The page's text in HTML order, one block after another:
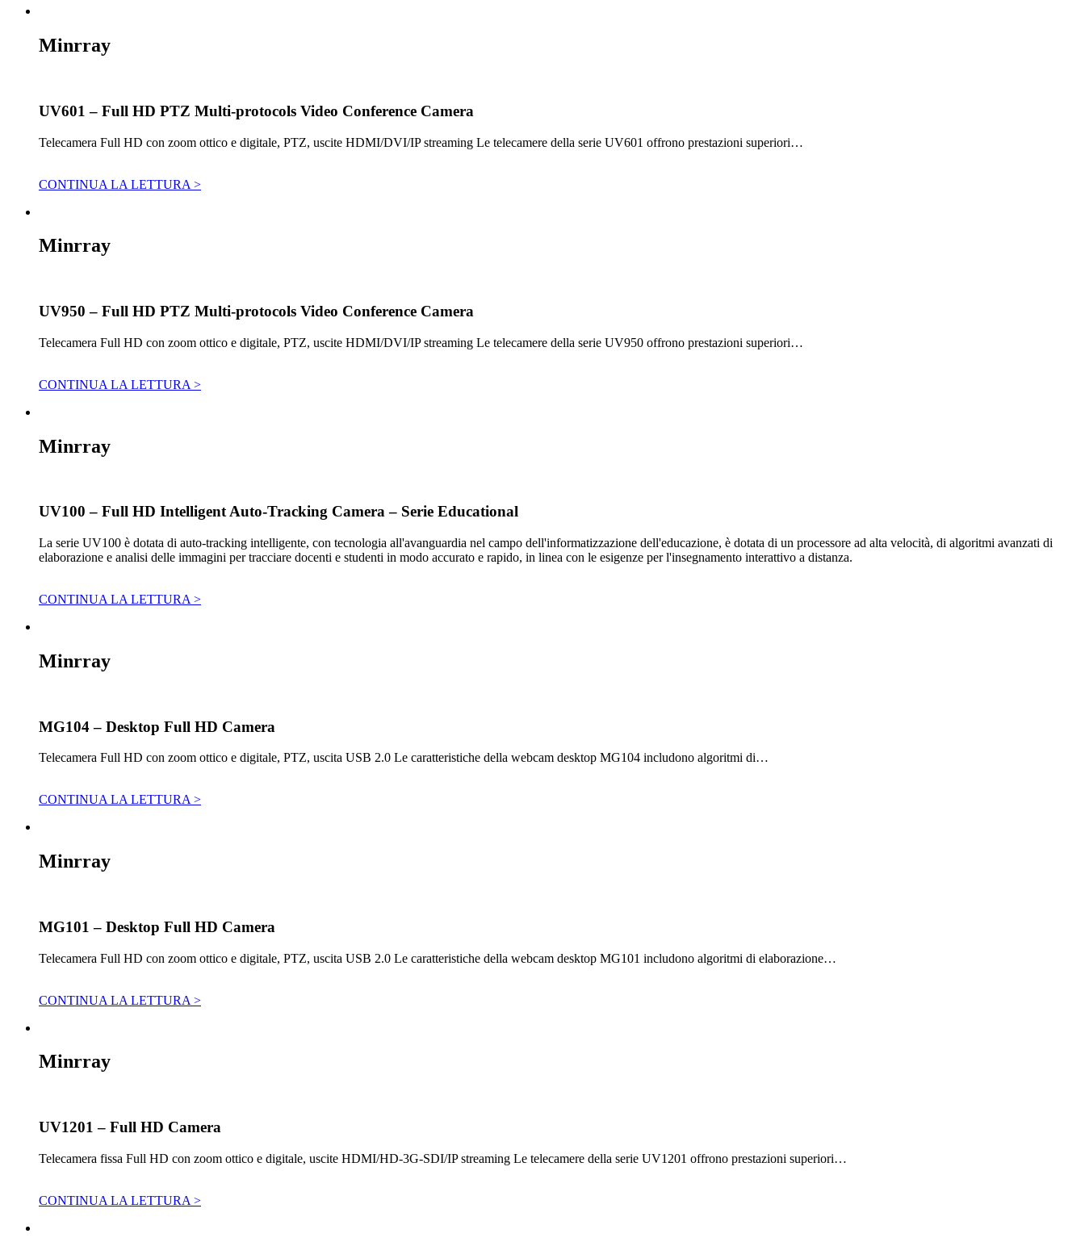
Minrray
UV601 – Full HD PTZ Multi-protocols Video Conference Camera
Telecamera Full HD con zoom ottico e digitale, PTZ, uscite HDMI/DVI/IP streaming Le telecamere della serie UV601 offrono prestazioni superiori…
CONTINUA LA LETTURA >
Minrray
UV950 – Full HD PTZ Multi-protocols Video Conference Camera
Telecamera Full HD con zoom ottico e digitale, PTZ, uscite HDMI/DVI/IP streaming Le telecamere della serie UV950 offrono prestazioni superiori…
CONTINUA LA LETTURA >
Minrray
UV100 – Full HD Intelligent Auto-Tracking Camera – Serie Educational
La serie UV100 è dotata di auto-tracking intelligente, con tecnologia all'avanguardia nel campo dell'informatizzazione dell'educazione, è dotata di un processore ad alta velocità, di algoritmi avanzati di
elaborazione e analisi delle immagini per tracciare docenti e studenti in modo accurato e rapido, in linea con le esigenze per l'insegnamento interattivo a distanza.
CONTINUA LA LETTURA >
Minrray
MG104 – Desktop Full HD Camera
Telecamera Full HD con zoom ottico e digitale, PTZ, uscita USB 2.0 Le caratteristiche della webcam desktop MG104 includono algoritmi di…
CONTINUA LA LETTURA >
Minrray
MG101 – Desktop Full HD Camera
Telecamera Full HD con zoom ottico e digitale, PTZ, uscita USB 2.0 Le caratteristiche della webcam desktop MG101 includono algoritmi di elaborazione…
CONTINUA LA LETTURA >
Minrray
UV1201 – Full HD Camera
Telecamera fissa Full HD con zoom ottico e digitale, uscite HDMI/HD-3G-SDI/IP streaming Le telecamere della serie UV1201 offrono prestazioni superiori…
CONTINUA LA LETTURA >